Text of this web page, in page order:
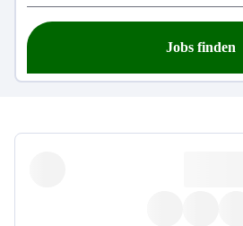
Jobs finden